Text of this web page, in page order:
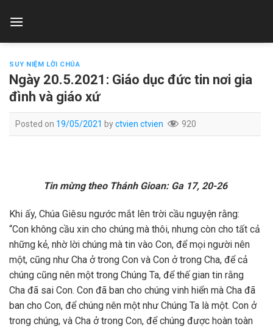
SUY NIỆM LỜI CHÚA
Ngày 20.5.2021: Giáo dục đức tin nơi gia
đình và giáo xứ
Posted on 19/05/2021 byctvien ctvien 920
Tin mừng theo Thánh Gioan: Ga 17, 20-26
Khi ấy, Chúa Giêsu ngước mắt lên trời cầu nguyện rằng:
“Con không cầu xin cho chúng mà thôi, nhưng còn cho tất cả
những kẻ, nhờ lời chúng mà tin vào Con, để mọi người nên
một, cũng như Cha ở trong Con và Con ở trong Cha, để cả
chúng cũng nên một trong Chúng Ta, để thế gian tin rằng
Cha đã sai Con. Con đã ban cho chúng vinh hiển mà Cha đã
ban cho Con, để chúng nên một như Chúng Ta là một. Con ở
trong chúng, và Cha ở trong Con, để chúng được hoàn toàn